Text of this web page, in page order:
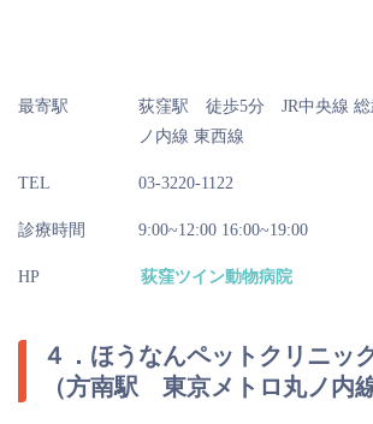
最寄駅
荻窪駅 徒歩5分 JR中央線 総
ノ内線 東西線
TEL 03-3220-1122
診療時間 9:00~12:00 16:00~19:00
HP 荻窪ツイン動物病院
４．ほうなんペットクリニッ
（方南駅 東京メトロ丸ノ内線